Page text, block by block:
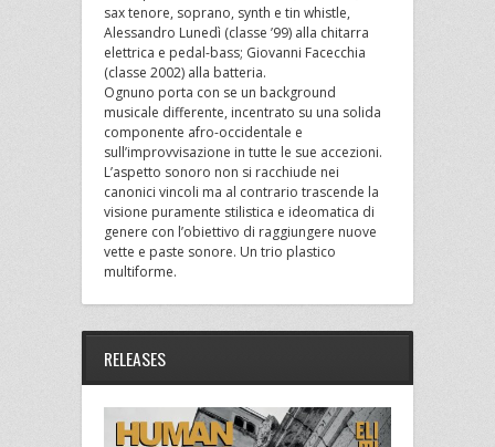
sax tenore, soprano, synth e tin whistle,
Alessandro Lunedì (classe ’99) alla chitarra
elettrica e pedal-bass; Giovanni Facecchia
(classe 2002) alla batteria.
Ognuno porta con se un background
musicale differente, incentrato su una solida
componente afro-occidentale e
sull’improvvisazione in tutte le sue accezioni.
L’aspetto sonoro non si racchiude nei
canonici vincoli ma al contrario trascende la
visione puramente stilistica e ideomatica di
genere con l’obiettivo di raggiungere nuove
vette e paste sonore. Un trio plastico
multiforme.
RELEASES